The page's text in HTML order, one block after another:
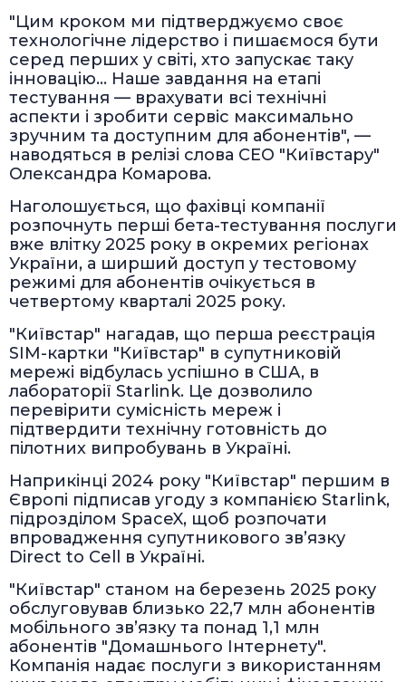
"Цим кроком ми підтверджуємо своє
технологічне лідерство і пишаємося бути
серед перших у світі, хто запускає таку
інновацію… Наше завдання на етапі
тестування — врахувати всі технічні
аспекти і зробити сервіс максимально
зручним та доступним для абонентів", —
наводяться в релізі слова СЕО "Київстару"
Олександра Комарова.
Наголошується, що фахівці компанії
розпочнуть перші бета-тестування послуги
вже влітку 2025 року в окремих регіонах
України, а ширший доступ у тестовому
режимі для абонентів очікується в
четвертому кварталі 2025 року.
"Київстар" нагадав, що перша реєстрація
SIM-картки "Київстар" в супутниковій
мережі відбулась успішно в США, в
лабораторії Starlink. Це дозволило
перевірити сумісність мереж і
підтвердити технічну готовність до
пілотних випробувань в Україні.
Наприкінці 2024 року "Київстар" першим в
Європі підписав угоду з компанією Starlink,
підрозділом SpaceX, щоб розпочати
впровадження супутникового зв’язку
Direct to Cell в Україні.
"Київстар" станом на березень 2025 року
обслуговував близько 22,7 млн абонентів
мобільного зв’язку та понад 1,1 млн
абонентів "Домашнього Інтернету".
Компанія надає послуги з використанням